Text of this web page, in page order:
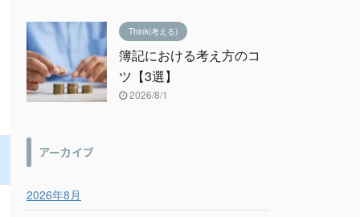
Think(考える)
簿記における考え方のコ
ツ【3選】
2026/8/1
アーカイブ
2026年8月